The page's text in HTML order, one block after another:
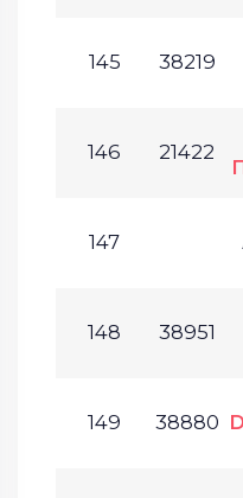
145 38219
146 21422
147
148 38951
149 38880